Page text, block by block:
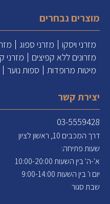
מוצרים נבחרים
מזרני ויסקו מזרני ספוג
מזרונים ללא קפיצים
מזרני
מיטות מרופדות
ספות נוער
יצירת קשר
03-5559428
דרך המכבים 10, ראשון לציון
שעות פתיחה:
א'-ה' בין השעות 10:00-20:00
יום ו' בין השעות 9:00-14:00
שבת סגור